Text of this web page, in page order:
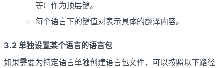
等）作为顶层键。
每个语言下的键值对表示具体的翻译内容。
3.2 单独设置某个语言的语言包
如果需要为特定语言单独创建语言包文件，可以按照以下路径